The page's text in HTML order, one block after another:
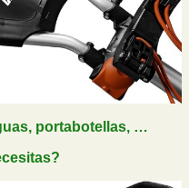
portabotellas, …